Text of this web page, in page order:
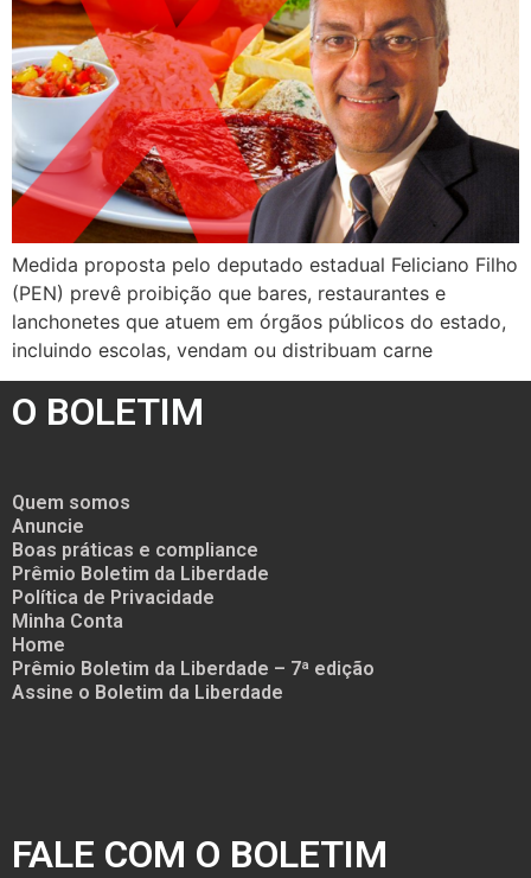
Medida proposta pelo deputado estadual Feliciano Filho
(PEN) prevê proibição que bares, restaurantes e
lanchonetes que atuem em órgãos públicos do estado,
incluindo escolas, vendam ou distribuam carne
O BOLETIM
Quem somos
Anuncie
Boas práticas e compliance
Prêmio Boletim da Liberdade
Política de Privacidade
Minha Conta
Home
Prêmio Boletim da Liberdade – 7ª edição
Assine o Boletim da Liberdade
FALE COM O BOLETIM